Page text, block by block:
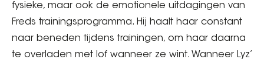
fysieke, maar ook de emotionele uitdagingen van
Freds trainingsprogramma. Hij haalt haar constant
naar beneden tijdens trainingen, om haar daarna
te overladen met lof wanneer ze wint. Wanneer Lyz’